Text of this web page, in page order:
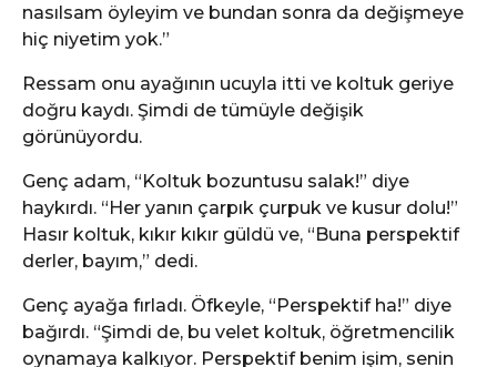
nasılsam öyleyim ve bundan sonra da değişmeye
hiç niyetim yok.”
Ressam onu ayağının ucuyla itti ve koltuk geriye
doğru kaydı. Şimdi de tümüyle değişik
görünüyordu.
Genç adam, “Koltuk bozuntusu salak!” diye
haykırdı. “Her yanın çarpık çurpuk ve kusur dolu!”
Hasır koltuk, kıkır kıkır güldü ve, “Buna perspektif
derler, bayım,” dedi.
Genç ayağa fırladı. Öfkeyle, “Perspektif ha!” diye
bağırdı. “Şimdi de, bu velet koltuk, öğretmencilik
oynamaya kalkıyor. Perspektif benim işim, senin